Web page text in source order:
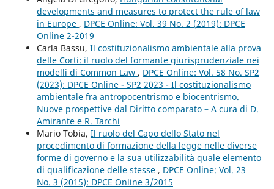
developments and measures to protect the rule of law
in Europe , DPCE Online: Vol. 39 No. 2 (2019): DPCE
Online 2-2019
Carla Bassu, Il costituzionalismo ambientale alla prova
delle Corti: il ruolo del formante giurisprudenziale nei
modelli di Common Law , DPCE Online: Vol. 58 No. SP2
(2023): DPCE Online - SP2 2023 - Il costituzionalismo
ambientale fra antropocentrismo e biocentrismo.
Nuove prospettive dal Diritto comparato – A cura di D.
Amirante e R. Tarchi
Mario Tobia, Il ruolo del Capo dello Stato nel
procedimento di formazione della legge nelle diverse
forme di governo e la sua utilizzabilità quale elemento
di qualificazione delle stesse , DPCE Online: Vol. 23
No. 3 (2015): DPCE Online 3/2015